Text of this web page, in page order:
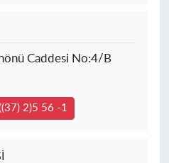
Caddesi No:4/B
2)5 56 -1